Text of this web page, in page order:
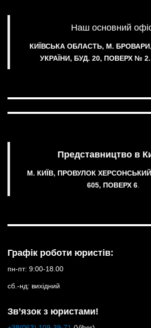
Наш основний
КИЇВСЬКА ОБЛАСТЬ, М.
УКРАЇНИ, БУД. 20, ПОВЕРХ № 2.
Представництво в
М. КИЇВ, ПРОВУЛОК
605, ПОВЕРХ 6
Графік роботи юристів:
пн-пт: 9:00-18.00
сб.-нд: вихідний
Зв’язок з юристами!